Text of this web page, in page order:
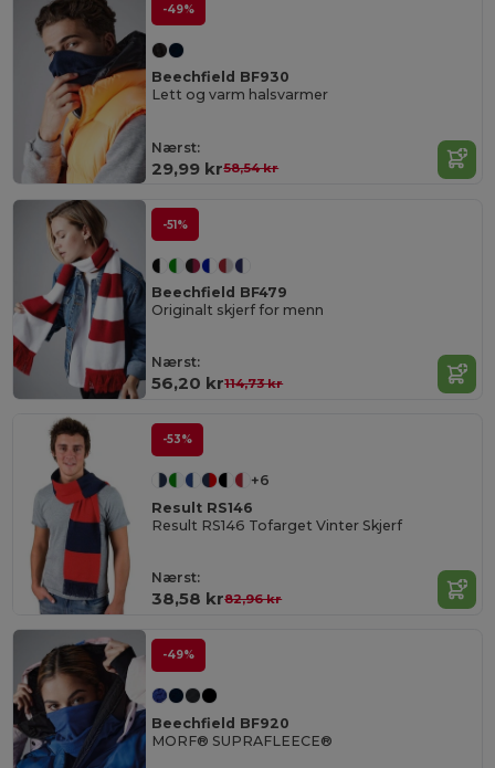
-49%
Beechfield BF930
Lett og varm halsvarmer
Nærst:
29,99 kr58,54 kr
-51%
Beechfield BF479
Originalt skjerf for menn
Nærst:
56,20 kr114,73 kr
-53%
+6
Result RS146
Result RS146 Tofarget Vinter Skjerf
Nærst:
38,58 kr82,96 kr
-49%
Beechfield BF920
MORF® SUPRAFLEECE®